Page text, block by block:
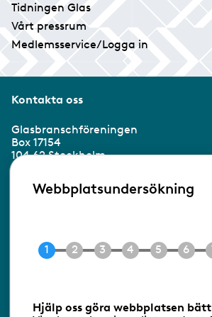
Tidningen Glas
Vårt pressrum
Medlemsservice/Logga in
Kontakta oss
Glasbranschföreningen
Box 17154
104 62 Stockholm
Besöksadress:
Ringvägen 100
E-post info@gbf.se
Webbplatsundersökning
Hjälp oss göra webbplatsen